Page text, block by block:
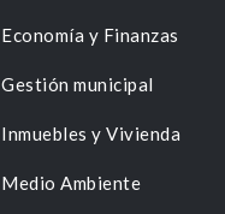
Economía y Finanzas
Gestión municipal
Inmuebles y Vivienda
Medio Ambiente